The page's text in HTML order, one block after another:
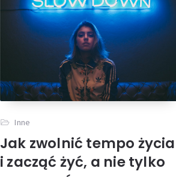
Inne
Jak zwolnić tempo życia
i zacząć żyć, a nie tylko